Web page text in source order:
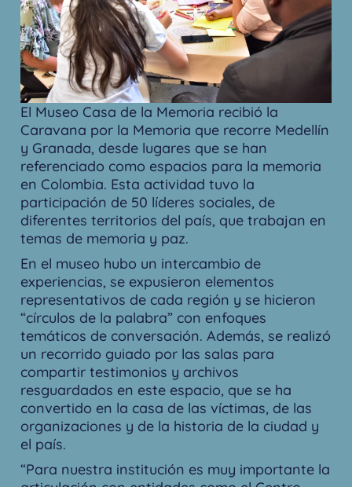
El Museo Casa de la Memoria recibió la
Caravana por la Memoria que recorre Medellín
y Granada, desde lugares que se han
referenciado como espacios para la memoria
en Colombia. Esta actividad tuvo la
participación de 50 líderes sociales, de
diferentes territorios del país, que trabajan en
temas de memoria y paz.
En el museo hubo un intercambio de
experiencias, se expusieron elementos
representativos de cada región y se hicieron
“círculos de la palabra” con enfoques
temáticos de conversación. Además, se realizó
un recorrido guiado por las salas para
compartir testimonios y archivos
resguardados en este espacio, que se ha
convertido en la casa de las víctimas, de las
organizaciones y de la historia de la ciudad y
el país.
“Para nuestra institución es muy importante la